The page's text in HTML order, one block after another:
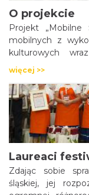
O projekcie
Projekt „Mobilne
mobilnych z
kulturowych
zapewnienia
zasobów.”
więcej >>
Laureaci
Zdając sobie
śląskiej, jej